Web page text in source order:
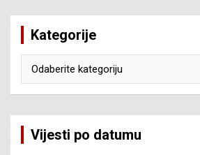
Kategorije
Vijesti po datumu